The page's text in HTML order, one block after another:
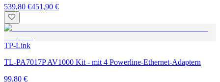
539,80 €451,90 €
TP-Link
TL-PA7017P AV1000 Kit - mit 4 Powerline-Ethernet-Adaptern
99,80 €